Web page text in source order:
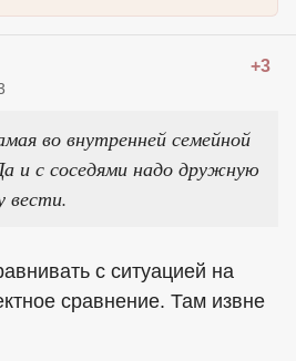
+3
во внутренней семейной
и с соседями надо дружную
вести.
с ситуацией на
сравнение. Там извне